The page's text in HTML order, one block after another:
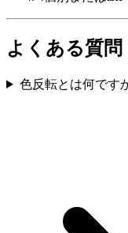
よくある質問
色反転とは何です